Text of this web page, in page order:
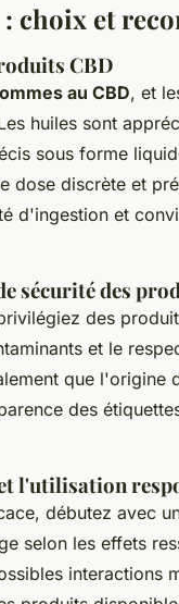
choix et
CBD
au CBD, et
huiles sont
sous forme
dose discrète et
d'ingestion et
sécurité des
des
et le
que l'origine
des
l'utilisation
débutez avec
selon les effets
interactions